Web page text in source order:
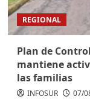
REGIONAL
Plan de
mantiene
las familias
INFOSUR 07/